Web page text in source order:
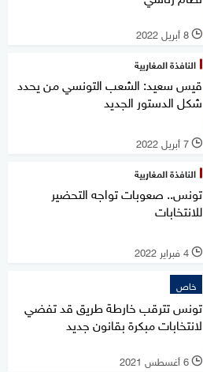
l 8 أبريل 2022
النافذة المغاربية
قيس سعيد: الشعب التونسي من يحدد
شكل الدستور الجديد
l 7 أبريل 2022
النافذة المغاربية
تونس.. صعوبات تواجه التحضير
للانتخابات
l 4 فبراير 2022
خاص
تونس تترقب خارطة طريق قد تفضي
لانتخابات مبكرة بقانون جديد
l 6 أغسطس 2021